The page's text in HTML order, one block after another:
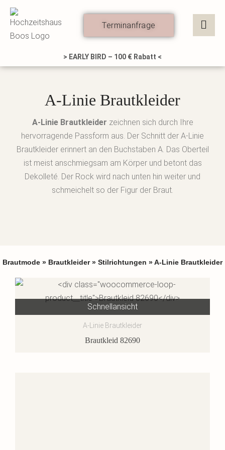
Zum
Inhalt
springen
Terminanfrage
> EARLY BIRD – 100 € Rabatt <
A-Linie Brautkleider
A-Linie Brautkleider zeichnen sich durch Ihre
hervorragende Passform aus. Der Schnitt der A-Linie
Brautkleider erinnert an den Buchstaben A. Das Oberteil
ist meist anschmiegsam am Körper und betont das
Dekolleté. Der Rock wird nach unten hin weiter und
schmeichelt so der Figur der Braut.
Brautmode » Brautkleider» Stilrichtungen » A-Linie Brautkleider
Schnellansicht
A-Linie Brautkleider
Brautkleid 82690